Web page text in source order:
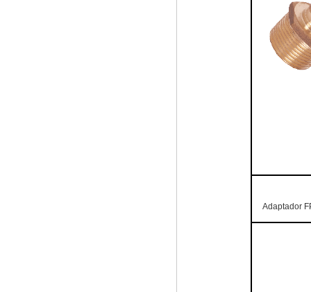
Adaptador